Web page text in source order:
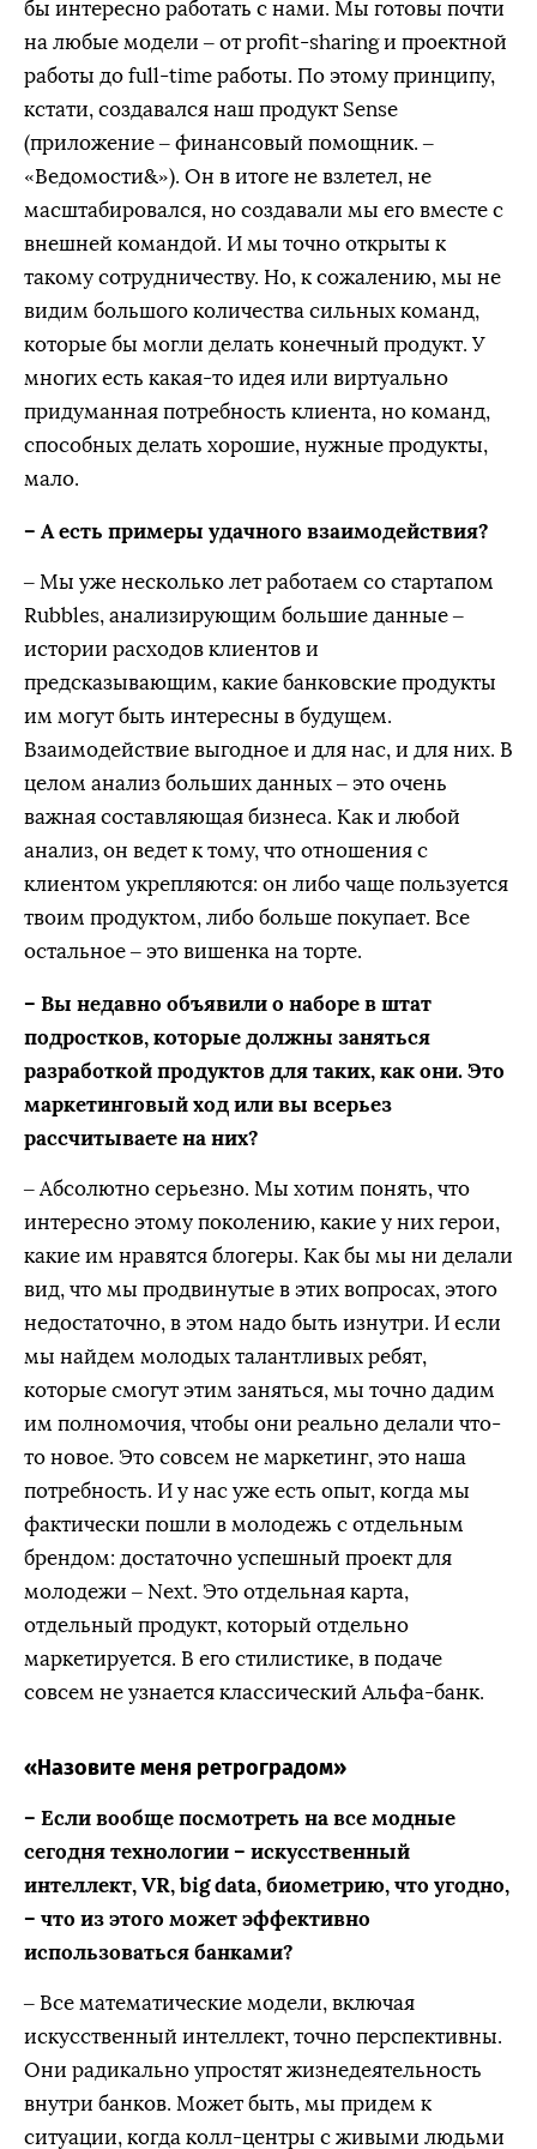
бы интересно работать с нами. Мы готовы почти
на любые модели – от profit-sharing и проектной
работы до full-time работы. По этому принципу,
кстати, создавался наш продукт Sense
(приложение – финансовый помощник. –
«Ведомости&»). Он в итоге не взлетел, не
масштабировался, но создавали мы его вместе с
внешней командой. И мы точно открыты к
такому сотрудничеству. Но, к сожалению, мы не
видим большого количества сильных команд,
которые бы могли делать конечный продукт. У
многих есть какая-то идея или виртуально
придуманная потребность клиента, но команд,
способных делать хорошие, нужные продукты,
мало.
– А есть примеры удачного взаимодействия?
– Мы уже несколько лет работаем со стартапом
Rubbles, анализирующим большие данные –
истории расходов клиентов и
предсказывающим, какие банковские продукты
им могут быть интересны в будущем.
Взаимодействие выгодное и для нас, и для них. В
целом анализ больших данных – это очень
важная составляющая бизнеса. Как и любой
анализ, он ведет к тому, что отношения с
клиентом укрепляются: он либо чаще пользуется
твоим продуктом, либо больше покупает. Все
остальное – это вишенка на торте.
– Вы недавно объявили о наборе в штат
подростков, которые должны заняться
разработкой продуктов для таких, как они. Это
маркетинговый ход или вы всерьез
рассчитываете на них?
– Абсолютно серьезно. Мы хотим понять, что
интересно этому поколению, какие у них герои,
какие им нравятся блогеры. Как бы мы ни делали
вид, что мы продвинутые в этих вопросах, этого
недостаточно, в этом надо быть изнутри. И если
мы найдем молодых талантливых ребят,
которые смогут этим заняться, мы точно дадим
им полномочия, чтобы они реально делали что-
то новое. Это совсем не маркетинг, это наша
потребность. И у нас уже есть опыт, когда мы
фактически пошли в молодежь с отдельным
брендом: достаточно успешный проект для
молодежи – Next. Это отдельная карта,
отдельный продукт, который отдельно
маркетируется. В его стилистике, в подаче
совсем не узнается классический Альфа-банк.
«Назовите меня ретроградом»
– Если вообще посмотреть на все модные
сегодня технологии – искусственный
интеллект, VR, big data, биометрию, что угодно,
– что из этого может эффективно
использоваться банками?
– Все математические модели, включая
искусственный интеллект, точно перспективны.
Они радикально упростят жизнедеятельность
внутри банков. Может быть, мы придем к
ситуации, когда колл-центры с живыми людьми